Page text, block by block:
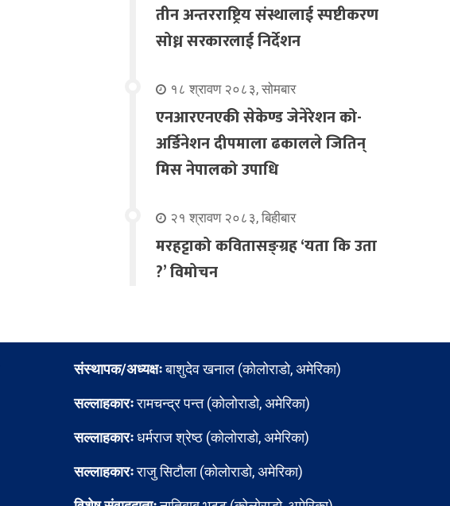
तीन अन्तरराष्ट्रिय संस्थालाई स्पष्टीकरण
सोध्न सरकारलाई निर्देशन
१८ श्रावण २०८३, सोमबार
एनआरएनएकी सेकेण्ड जेनेरेशन को-
अर्डिनेशन दीपमाला ढकालले जितिन्
मिस नेपालको उपाधि
२१ श्रावण २०८३, बिहीबार
मरहट्टाको कवितासङ्ग्रह ‘यता कि उता
?’ विमोचन
संस्थापक/अध्यक्षःबाशुदेव खनाल (कोलोराडो, अमेरिका)
सल्लाहकारःरामचन्द्र पन्त (कोलोराडो, अमेरिका)
सल्लाहकारःधर्मराज श्रेष्ठ (कोलोराडो, अमेरिका)
सल्लाहकारःराजु सिटौला (कोलोराडो, अमेरिका)